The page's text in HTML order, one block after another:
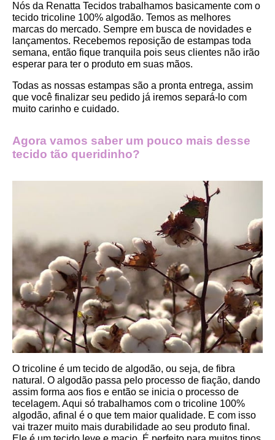
Nós da Renatta Tecidos trabalhamos basicamente com o
tecido tricoline 100% algodão. Temos as melhores
marcas do mercado. Sempre em busca de novidades e
lançamentos. Recebemos reposição de estampas toda
semana, então fique tranquila pois seus clientes não irão
esperar para ter o produto em suas mãos.
Todas as nossas estampas são a pronta entrega, assim
que você finalizar seu pedido já iremos separá-lo com
muito carinho e cuidado.
Agora vamos saber um pouco mais desse
tecido tão queridinho?
O tricoline é um tecido de algodão, ou seja, de fibra
natural. O algodão passa pelo processo de fiação, dando
assim forma aos fios e então se inicia o processo de
tecelagem. Aqui só trabalhamos com o tricoline 100%
algodão, afinal é o que tem maior qualidade. E com isso
vai trazer muito mais durabilidade ao seu produto final.